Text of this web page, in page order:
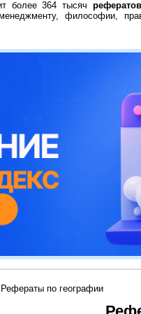
более 364 тысяч рефератов
философии,
по географии